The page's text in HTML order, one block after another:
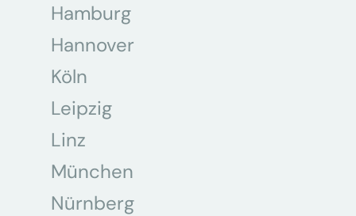
Hamburg
Hannover
Köln
Leipzig
Linz
München
Nürnberg